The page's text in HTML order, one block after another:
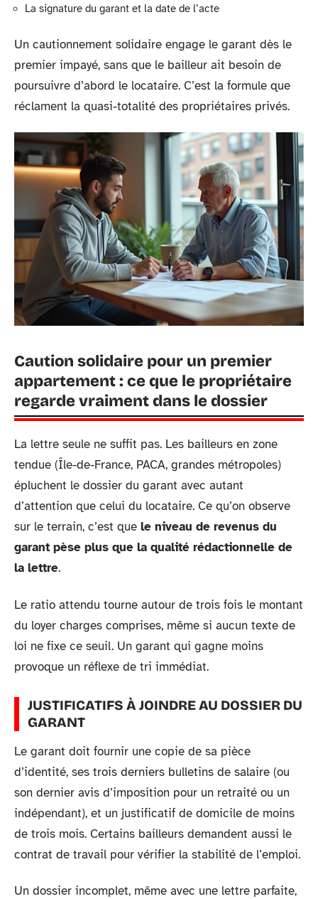
La signature du garant et la date de l’acte
Un cautionnement solidaire engage le garant dès le
premier impayé, sans que le bailleur ait besoin de
poursuivre d’abord le locataire. C’est la formule que
réclament la quasi-totalité des propriétaires privés.
Caution solidaire pour un premier
appartement : ce que le propriétaire
regarde vraiment dans le dossier
La lettre seule ne suffit pas. Les bailleurs en zone
tendue (Île-de-France, PACA, grandes métropoles)
épluchent le dossier du garant avec autant
d’attention que celui du locataire. Ce qu’on observe
sur le terrain, c’est que le niveau de revenus du
garant pèse plus que la qualité rédactionnelle de
la lettre.
Le ratio attendu tourne autour de trois fois le montant
du loyer charges comprises, même si aucun texte de
loi ne fixe ce seuil. Un garant qui gagne moins
provoque un réflexe de tri immédiat.
JUSTIFICATIFS À JOINDRE AU DOSSIER DU
GARANT
Le garant doit fournir une copie de sa pièce
d’identité, ses trois derniers bulletins de salaire (ou
son dernier avis d’imposition pour un retraité ou un
indépendant), et un justificatif de domicile de moins
de trois mois. Certains bailleurs demandent aussi le
contrat de travail pour vérifier la stabilité de l’emploi.
Un dossier incomplet, même avec une lettre parfaite,